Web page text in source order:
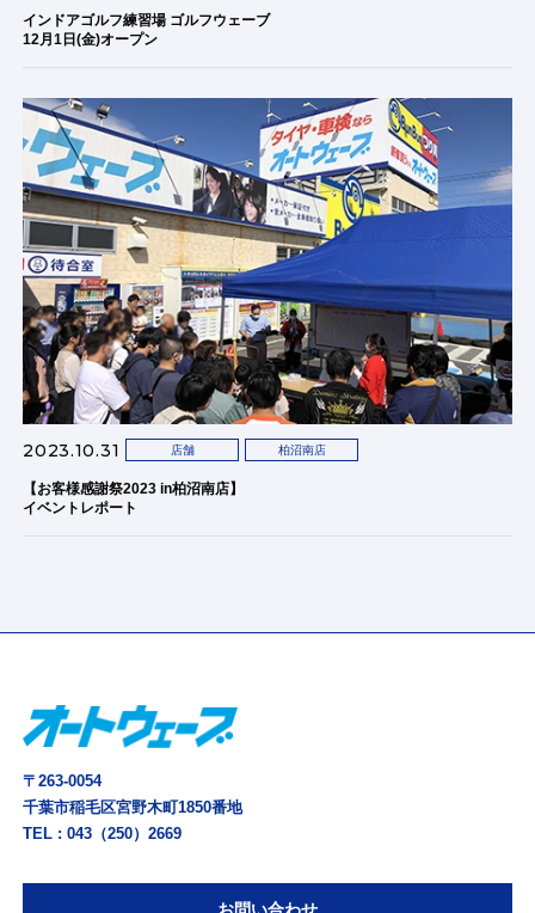
インドアゴルフ練習場 ゴルフウェーブ
12月1日(金)オープン
2023.10.31 店舗 柏沼南店
【お客様感謝祭2023 in柏沼南店】
イベントレポート
〒263-0054
千葉市稲毛区宮野木町1850番地
TEL :043（250）2669